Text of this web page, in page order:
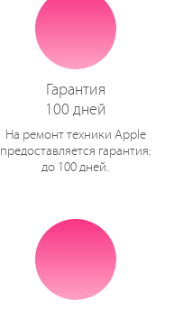
Гарантия
100 дней
На ремонт техники Apple
предоставляется гарантия:
до 100 дней.